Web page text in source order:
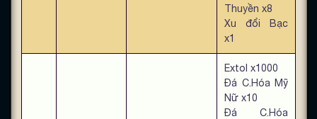
Thuyền x8
Xu đổi Bạc
x1
Extol x1000
Đá C.Hóa Mỹ
Nữ x10
Đá C.Hóa